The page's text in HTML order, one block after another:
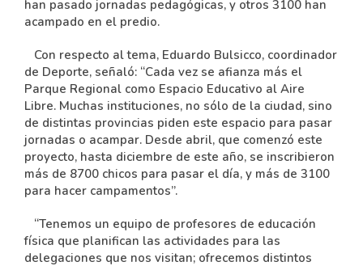
han pasado jornadas pedagógicas, y otros 3100 han
acampado en el predio.
Con respecto al tema, Eduardo Bulsicco, coordinador
de Deporte, señaló: “Cada vez se afianza más el
Parque Regional como Espacio Educativo al Aire
Libre. Muchas instituciones, no sólo de la ciudad, sino
de distintas provincias piden este espacio para pasar
jornadas o acampar. Desde abril, que comenzó este
proyecto, hasta diciembre de este año, se inscribieron
más de 8700 chicos para pasar el día, y más de 3100
para hacer campamentos”.
“Tenemos un equipo de profesores de educación
física que planifican las actividades para las
delegaciones que nos visitan; ofrecemos distintos